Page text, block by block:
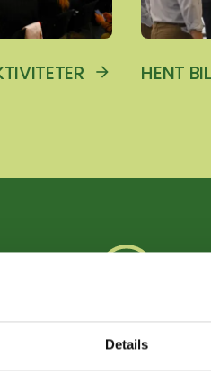
Details
HENT
SE ÅBNINGSTIDER